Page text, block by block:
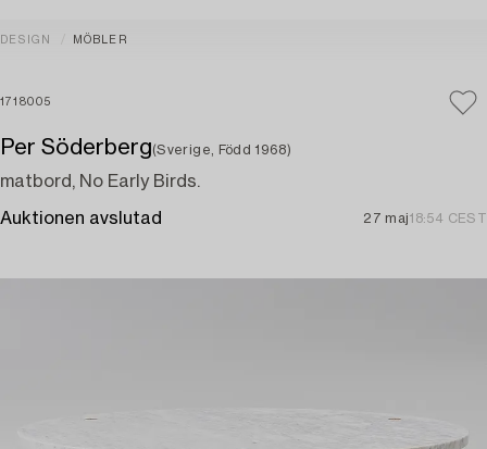
DESIGN MÖBLER
1718005
Per Söderberg(Sverige, Född 1968)
matbord, No Early Birds.
Auktionen avslutad 27 maj18:54 CEST